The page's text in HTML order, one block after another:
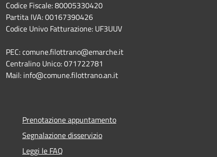
Codice Fiscale: 80005330420
Partita IVA: 00167390426
Codice Univo Fatturazione: UF3UUV
PEC: comune.filottrano@emarche.it
Centralino Unico: 071722781
Mail: info@comune.filottrano.an.it
Prenotazione appuntamento
Segnalazione disservizio
Leggi le FAQ